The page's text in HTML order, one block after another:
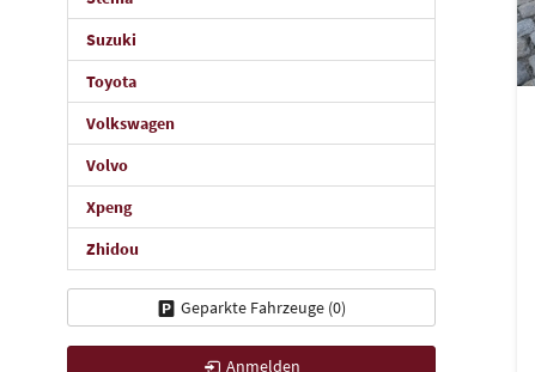
Suzuki
Toyota
Volkswagen
Volvo
Xpeng
Zhidou
Geparkte Fahrzeuge (0)
Anmelden